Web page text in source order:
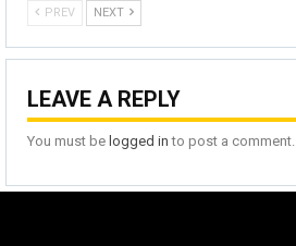
PREV NEXT
LEAVE A REPLY
You must be logged in to post a comment.